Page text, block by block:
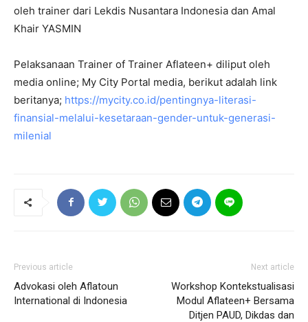
oleh trainer dari Lekdis Nusantara Indonesia dan Amal
Khair YASMIN
Pelaksanaan Trainer of Trainer Aflateen+ diliput oleh
media online; My City Portal media, berikut adalah link
beritanya; https://mycity.co.id/pentingnya-literasi-
finansial-melalui-kesetaraan-gender-untuk-generasi-
milenial
Previous article
Advokasi oleh Aflatoun
International di Indonesia
Next article
Workshop Kontekstualisasi
Modul Aflateen+ Bersama
Ditjen PAUD, Dikdas dan